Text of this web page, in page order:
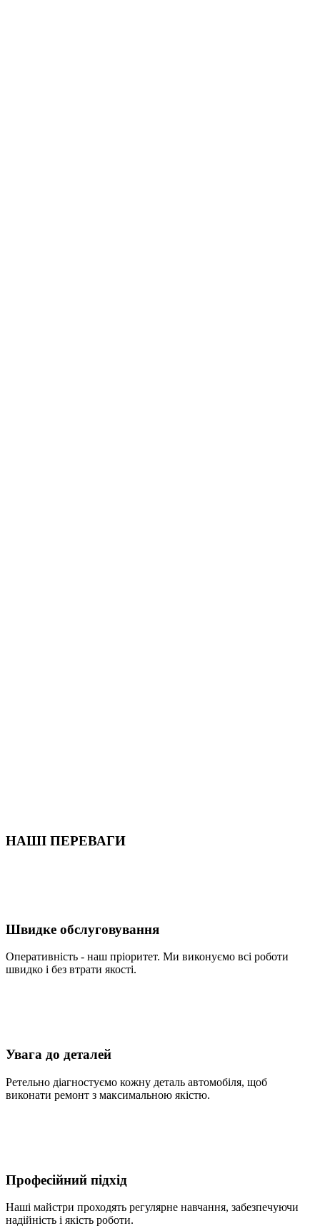
НАШІ ПЕРЕВАГИ
Швидке обслуговування
Оперативність - наш пріоритет. Ми виконуємо всі роботи
швидко і без втрати якості.
Увага до деталей
Ретельно діагностуємо кожну деталь автомобіля, щоб
виконати ремонт з максимальною якістю.
Професійний підхід
Наші майстри проходять регулярне навчання, забезпечуючи
надійність і якість роботи.